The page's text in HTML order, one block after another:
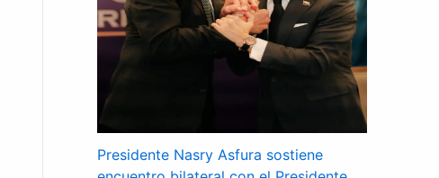
Presidente Nasry Asfura sostiene